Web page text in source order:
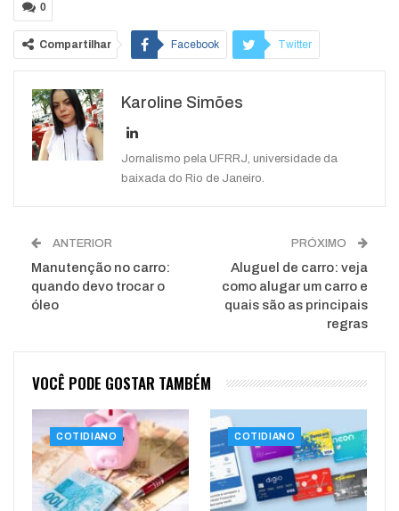
0
Compartilhar Facebook Twitter
WhatsApp
Karoline Simões
Jornalismo pela UFRRJ, universidade da
baixada do Rio de Janeiro.
ANTERIOR
Manutenção no carro:
quando devo trocar o
óleo
PRÓXIMO
Aluguel de carro: veja
como alugar um carro e
quais são as principais
regras
VOCÊ PODE GOSTAR TAMBÉM
COTIDIANO COTIDIANO